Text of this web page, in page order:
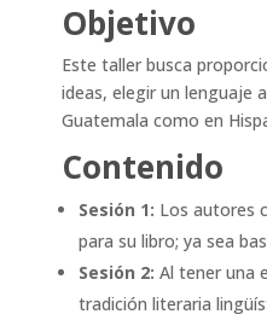
Objetivo
Este taller busca
ideas, elegir un lenguaje
Guatemala como en
Contenido
Sesión 1: Los autores
para su libro; ya sea
Sesión 2: Al tener una
tradición literaria